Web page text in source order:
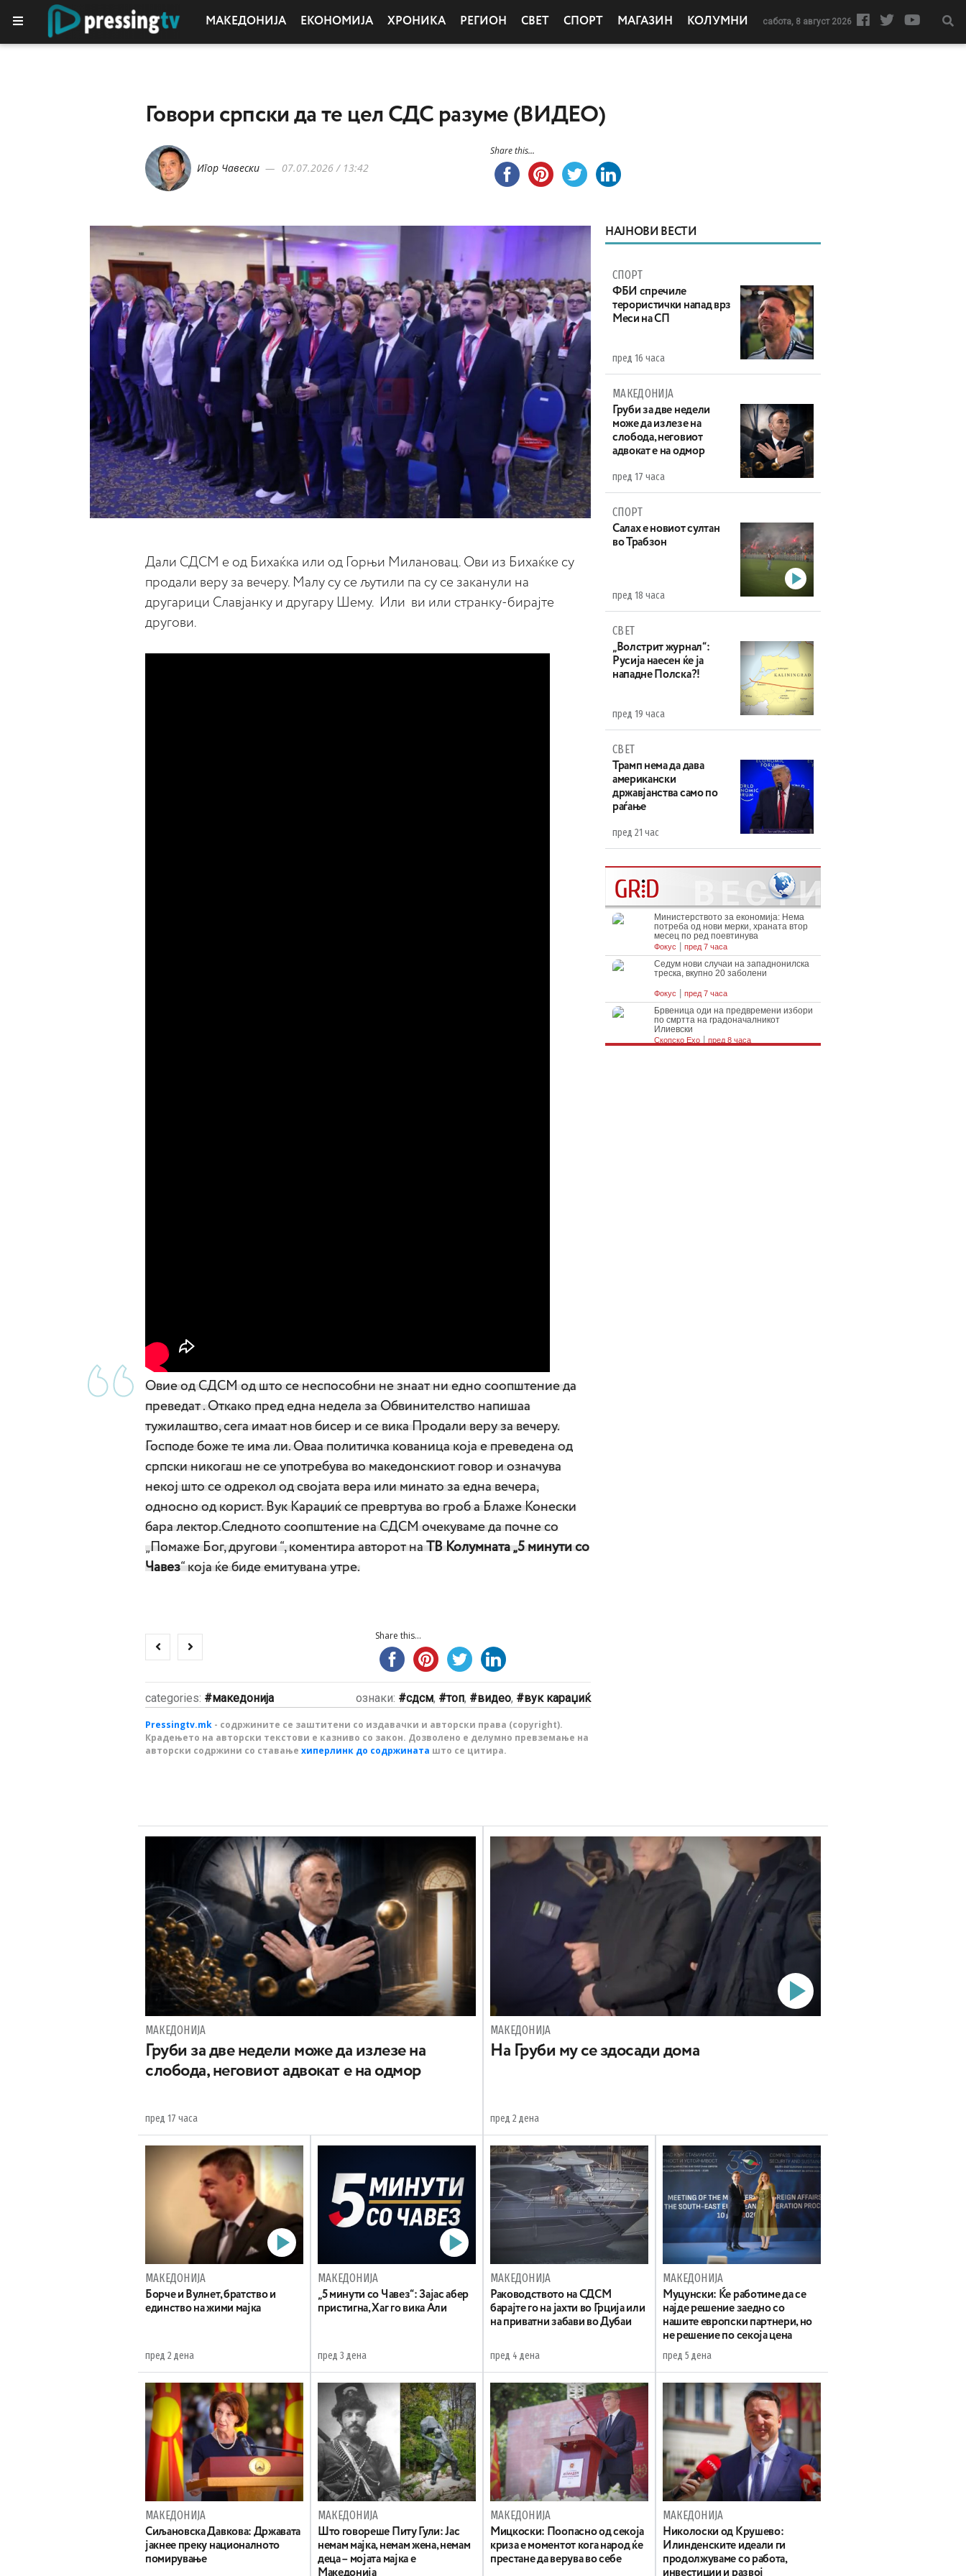
МАКЕДОНИЈА ЕКОНОМИЈА ХРОНИКА РЕГИОН СВЕТ СПОРТ МАГАЗИН КОЛУМНИ сабота, 8 август 2026
Говори српски да те цел СДС разуме (ВИДЕО)
Игор Чавески 07.07.2026 / 13:42
Share this...
Дали СДСМ е од Бихаќка или од Горњи Милановац. Ови из Бихаќке су
продали веру за вечеру. Малу су се љутили па су се заканули на
другарици Славјанку и другару Шему. Или ви или странку-бирајте
другови.
Овие од СДСМ од што се неспособни не знаат ни едно соопштение да
преведат . Откако пред една недела за Обвинителство напишаа
тужилаштво, сега имаат нов бисер и се вика Продали веру за вечеру.
Господе боже те има ли. Оваа политичка кованица која е преведена од
српски никогаш не се употребува во македонскиот говор и означува
некој што се одрекол од својата вера или минато за една вечера,
односно од корист. Вук Караџиќ се превртува во гроб а Блаже Конески
бара лектор.Следното соопштение на СДСМ очекуваме да почне со
„Помаже Бог, другови “, коментира авторот наТВ Колумната „5 минути со
Чавез“ која ќе биде емитувана утре.
Share this...
categories: македонија ознаки: сдсм, топ, видео, вук караџиќ
Pressingtv.mk - содржините се заштитени со издавачки и авторски права (copyright).
Крадењето на авторски текстови е казниво со закон. Дозволено е делумно превземање на
авторски содржини со ставање хиперлинк до содржината што се цитира.
НАЈНОВИ ВЕСТИ
СПОРТ
ФБИ спречиле
терористички напад врз
Меси на СП
пред 16 часа
МАКЕДОНИЈА
Груби за две недели
може да излезе на
слобода, неговиот
адвокат е на одмор
пред 17 часа
СПОРТ
Салах е новиот султан
во Трабзон
пред 18 часа
СВЕТ
„Волстрит журнал“:
Русија наесен ќе ја
нападне Полска?!
пред 19 часа
СВЕТ
Трамп нема да дава
американски
државјанства само по
раѓање
пред 21 час
МАКЕДОНИЈА
Груби за две недели може да излезе на
слобода, неговиот адвокат е на одмор
пред 17 часа
МАКЕДОНИЈА
На Груби му се здосади дома
пред 2 дена
МАКЕДОНИЈА
Борче и Вулнет, братство и
единство на жими мајка
пред 2 дена
МАКЕДОНИЈА
„5 минути со Чавез“: Зајас абер
пристигна, Хаг го вика Али
пред 3 дена
МАКЕДОНИЈА
Раководството на СДСМ
барајте го на јахти во Грција или
на приватни забави во Дубаи
пред 4 дена
МАКЕДОНИЈА
Муцунски: Ќе работиме да се
најде решение заедно со
нашите европски партнери, но
не решение по секоја цена
пред 5 дена
МАКЕДОНИЈА
Сиљановска Давкова: Државата
јакнее преку националното
помирување
МАКЕДОНИЈА
Што говореше Питу Гули: Јас
немам мајка, немам жена, немам
деца – мојата мајка е
Македонија
МАКЕДОНИЈА
Мицкоски: Поопасно од секоја
криза е моментот кога народ ќе
престане да верува во себе
МАКЕДОНИЈА
Николоски од Крушево:
Илинденските идеали ги
продолжуваме со работа,
инвестиции и развој